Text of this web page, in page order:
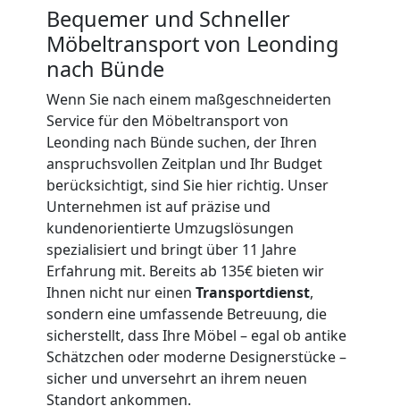
Bequemer und Schneller
Möbeltransport von Leonding
nach Bünde
Wenn Sie nach einem maßgeschneiderten
Service für den Möbeltransport von
Leonding nach Bünde suchen, der Ihren
anspruchsvollen Zeitplan und Ihr Budget
berücksichtigt, sind Sie hier richtig. Unser
Unternehmen ist auf präzise und
kundenorientierte Umzugslösungen
spezialisiert und bringt über 11 Jahre
Erfahrung mit. Bereits ab 135€ bieten wir
Ihnen nicht nur einen Transportdienst,
sondern eine umfassende Betreuung, die
sicherstellt, dass Ihre Möbel – egal ob antike
Schätzchen oder moderne Designerstücke –
sicher und unversehrt an ihrem neuen
Standort ankommen.
Kunsttransport
Leonding
Umzug
Leonding
Mann
LKW